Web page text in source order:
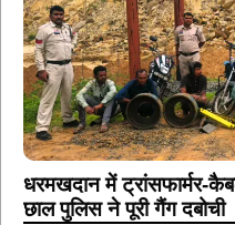
धरमखदान में ट्रांसफार्मर-
छाल पुलिस ने पूरी गैंग दबोची